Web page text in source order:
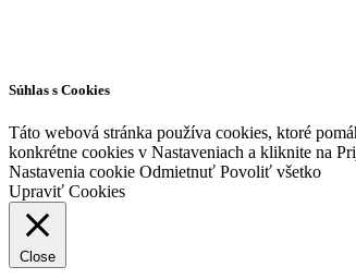
Súhlas s Cookies
Táto webová stránka používa cookies, ktoré
konkrétne cookies v Nastaveniach a kliknite na
Nastavenia cookie Odmietnuť Povoliť všetko
Upraviť Cookies
Close